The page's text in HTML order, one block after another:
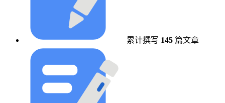
累计撰写 145 篇文章